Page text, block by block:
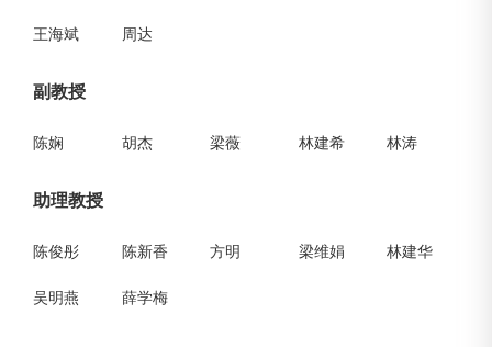
王海斌 周达
副教授
陈娴 胡杰 梁薇 林建希 林涛
助理教授
陈俊彤 陈新香 方明 梁维娟 林建华
吴明燕 薛学梅